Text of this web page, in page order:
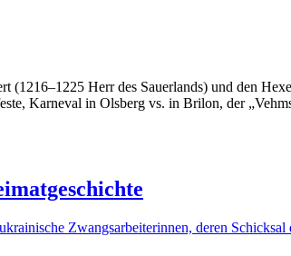
Herr des Sauerlands) und den
Karneval in Olsberg vs. in Brilon, der
Zwangsarbeiterinnen, deren